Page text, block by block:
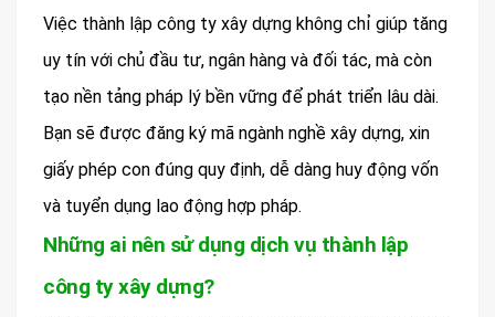
Việc thành lập công ty xây dựng không chỉ giúp tăng
uy tín với chủ đầu tư, ngân hàng và đối tác, mà còn
tạo nền tảng pháp lý bền vững để phát triển lâu dài.
Bạn sẽ được đăng ký mã ngành nghề xây dựng, xin
giấy phép con đúng quy định, dễ dàng huy động vốn
và tuyển dụng lao động hợp pháp.
Những ai nên sử dụng dịch vụ thành lập
công ty xây dựng?